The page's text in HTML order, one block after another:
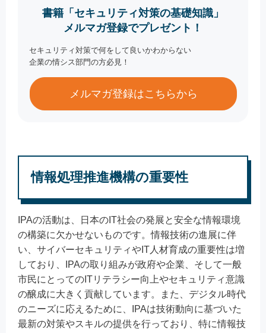
書籍「セキュリティ対策の基礎知識」
メルマガ登録でプレゼント！
セキュリティ対策で何をして良いかわからない
企業の情シス部門の方必見！
メルマガ登録はこちらから
情報処理推進機構の重要性
IPAの活動は、日本のIT社会の発展と安全な情報環境
の構築に欠かせないものです。情報技術の進展に伴
い、サイバーセキュリティやIT人材育成の重要性は増
しており、IPAの取り組みが政府や企業、そして一般
市民にとってのITリテラシー向上やセキュリティ意識
の醸成に大きく貢献しています。また、デジタル時代
のニーズに応えるために、IPAは技術動向に基づいた
最新の対策やスキルの提供を行っており、特に情報技